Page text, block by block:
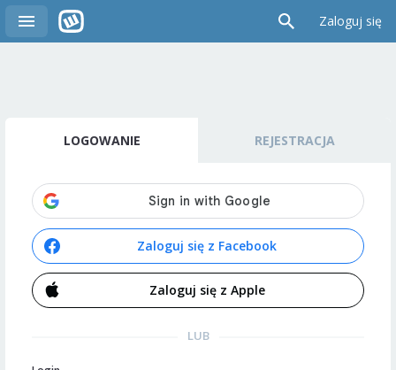
Zaloguj się
LOGOWANIE REJESTRACJA
Zaloguj się z Facebook
Zaloguj się z Apple
LUB